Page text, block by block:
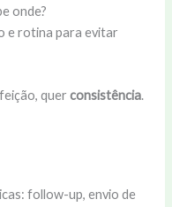
onde?
e rotina para evitar
quer consistência.
follow-up, envio de